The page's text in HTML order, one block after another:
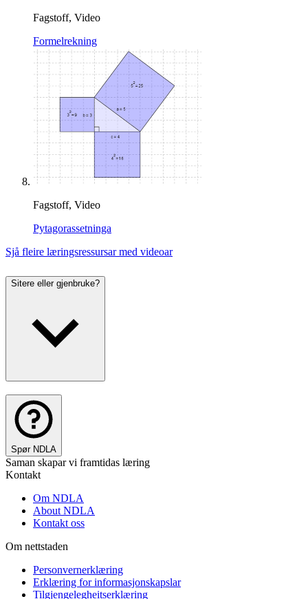
Fagstoff, Video
Formelrekning
Fagstoff, Video
Pytagorassetninga
Sjå fleire læringsressursar med videoar
Sitere eller gjenbruke?
Spør NDLA
Saman skapar vi framtidas læring
Kontakt
Om NDLA
About NDLA
Kontakt oss
Om nettstaden
Personvernerklæring
Erklæring for informasjonskapslar
Tilgjengelegheitserklæring